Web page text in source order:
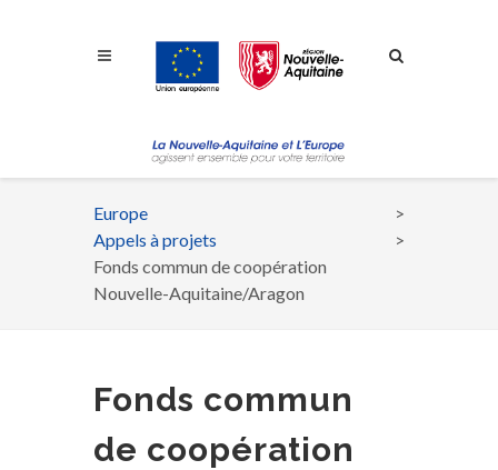
Fil
d'Ariane
Europe
Appels à projets
Fonds commun de coopération
Nouvelle-Aquitaine/Aragon
Fonds commun
de coopération